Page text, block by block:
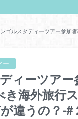
ンゴルスタディーツアー参加
ー
ィーツアー
海外旅行
違うの？-#